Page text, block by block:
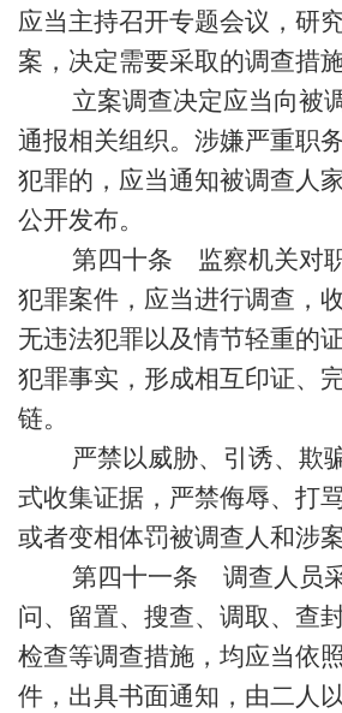
应当主持召开专题会议，研
案，决定需要采取的调查措施
立案调查决定应当向被
通报相关组织。涉嫌严重职
犯罪的，应当通知被调查人
公开发布。
第四十条 监察机关对
犯罪案件，应当进行调查，
无违法犯罪以及情节轻重的
犯罪事实，形成相互印证、
链。
严禁以威胁、引诱、欺
式收集证据，严禁侮辱、打
或者变相体罚被调查人和涉案
第四十一条 调查人员
问、留置、搜查、调取、查
检查等调查措施，均应当依
件，出具书面通知，由二人